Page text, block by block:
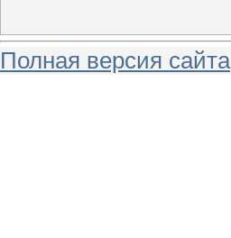
Полная версия сайта